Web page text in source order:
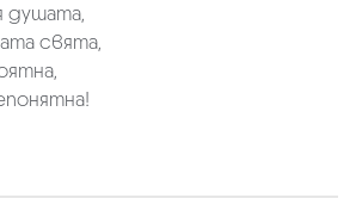
душата,
свята,